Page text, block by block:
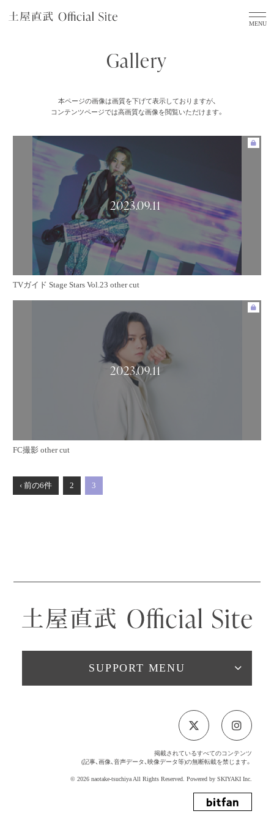
Gallery
本ページの画像は画質を下げて表示しておりますが、
コンテンツページでは高画質な画像を閲覧いただけます。
2023.09.11
TVガイド Stage Stars Vol.23 other cut
2023.09.11
FC撮影 other cut
‹ 前の6件 2 3
SUPPORT MENU
掲載されているすべてのコンテンツ
(記事、画像、音声データ、映像データ等)の無断転載を禁じます。
© 2026 naotake-tsuchiya All Rights Reserved. Powered by SKIYAKI Inc.